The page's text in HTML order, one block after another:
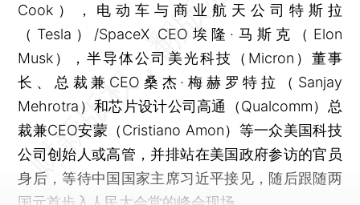
Cook），电动车与商业航天公司特斯拉
（Tesla）/SpaceX CEO埃隆·马斯克（Elon
Musk），半导体公司美光科技（Micron）董事
长、总裁兼CEO桑杰·梅赫罗特拉（Sanjay
Mehrotra）和芯片设计公司高通（Qualcomm）总
裁兼CEO安蒙（Cristiano Amon）等一众美国科技
公司创始人或高管，并排站在美国政府参访的官员
身后，等待中国国家主席习近平接见，随后跟随两